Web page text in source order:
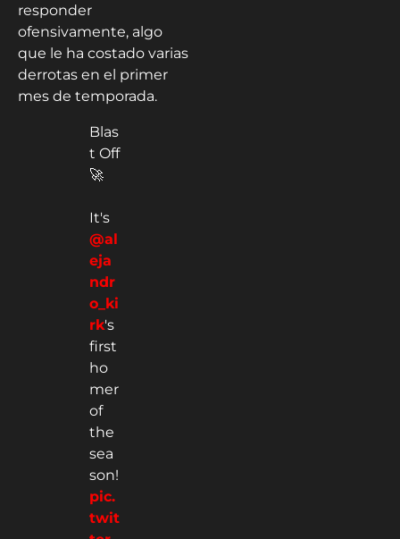
responder
ofensivamente, algo
que le ha costado varias
derrotas en el primer
mes de temporada.
Blas
t Off
🚀
It's
@al
eja
ndr
o_ki
rk's
first
ho
mer
of
the
sea
son!
pic.
twit